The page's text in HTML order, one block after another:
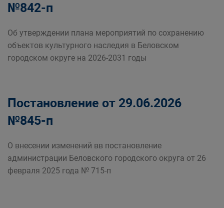
№842-п
Об утверждении плана мероприятий по сохранению
объектов культурного наследия в Беловском
городском округе на 2026-2031 годы
Постановление от 29.06.2026
№845-п
О внесении изменений вв постановление
администрации Беловского городского округа от 26
февраля 2025 года № 715-п